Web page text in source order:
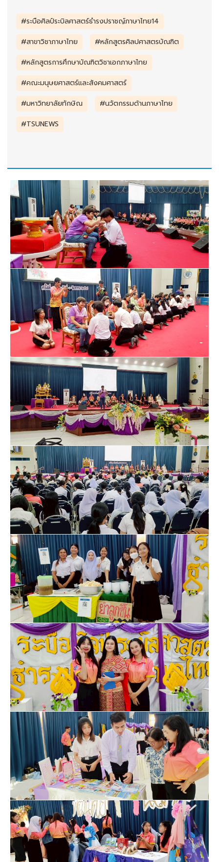
#ระบือศิลป์ระบิลศาสตร์ธำรงปราชญ์ภาษาไทย14
#สาขาวิชาภาษาไทย
#หลักสูตรศิลปศาสตรบัณฑิต
#หลักสูตรการศึกษาบัณฑิตวิชาเอกภาษาไทย
#คณะมนุษยศาสตร์และสังคมศาสตร์
#มหาวิทยาลัยทักษิณ
#นวัตกรรมด้านภาษาไทย
#TSUNEWS